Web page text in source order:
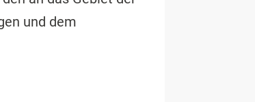
und dem